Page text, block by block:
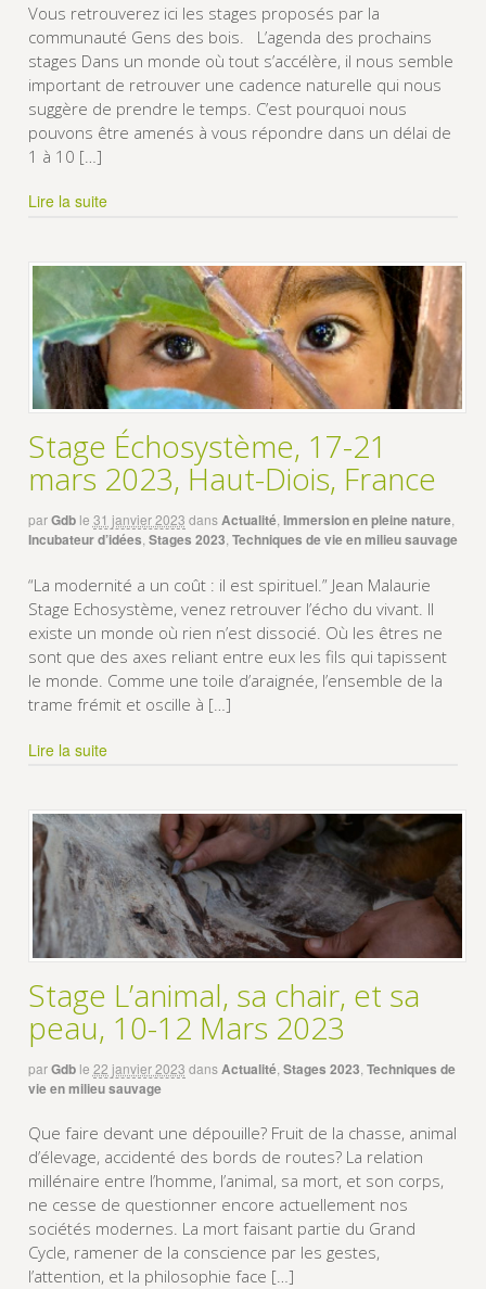
Vous retrouverez ici les stages proposés par la
communauté Gens des bois. L’agenda des prochains
stages Dans un monde où tout s’accélère, il nous semble
important de retrouver une cadence naturelle qui nous
suggère de prendre le temps. C’est pourquoi nous
pouvons être amenés à vous répondre dans un délai de
1 à 10 […]
Lire la suite
Stage Échosystème, 17-21
mars 2023, Haut-Diois, France
parGdb le 31 janvier 2023 dansActualité, Immersion en pleine nature,
Incubateur d’idées Stages 2023 Techniques de vie en milieu sauvage
“La modernité a un coût : il est spirituel.” Jean Malaurie
Stage Echosystème, venez retrouver l’écho du vivant. Il
existe un monde où rien n’est dissocié. Où les êtres ne
sont que des axes reliant entre eux les fils qui tapissent
le monde. Comme une toile d’araignée, l’ensemble de la
trame frémit et oscille à […]
Lire la suite
Stage L’animal, sa chair, et sa
peau, 10-12 Mars 2023
parGdb le 22 janvier 2023 dans Actualité, Stages 2023 Techniques de
vie en milieu sauvage
Que faire devant une dépouille? Fruit de la chasse, animal
d’élevage, accidenté des bords de routes? La relation
millénaire entre l’homme, l’animal, sa mort, et son corps,
ne cesse de questionner encore actuellement nos
sociétés modernes. La mort faisant partie du Grand
Cycle, ramener de la conscience par les gestes,
l’attention, et la philosophie face […]